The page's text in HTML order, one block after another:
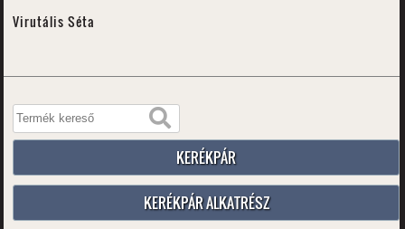
Virutális Séta
KERÉKPÁR
KERÉKPÁR ALKATRÉSZ